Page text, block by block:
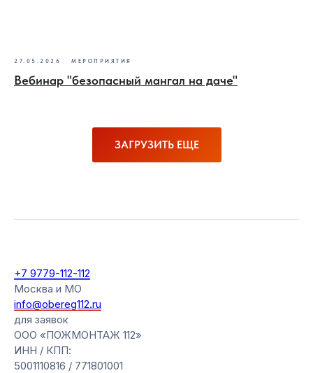
27.05.2026 МЕРОПРИЯТИЯ
Вебинар "безопасный мангал на даче"
ЗАГРУЗИТЬ ЕЩЕ
+7 9779-112-112
Москва и МО
info@obereg112.ru
для заявок
ООО «ПОЖМОНТАЖ 112»
ИНН / КПП:
5001110816 / 771801001